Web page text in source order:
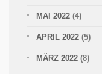
MAI 2022 (4)
APRIL 2022 (5)
MÄRZ 2022 (8)